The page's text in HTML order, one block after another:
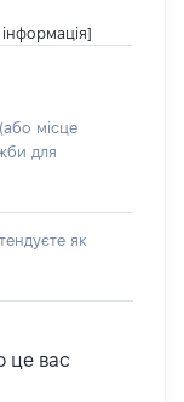
(або місце
для
як
це вас